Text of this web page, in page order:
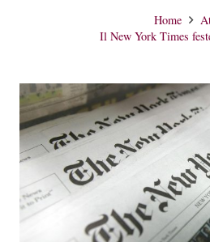
Home
Il New York Times